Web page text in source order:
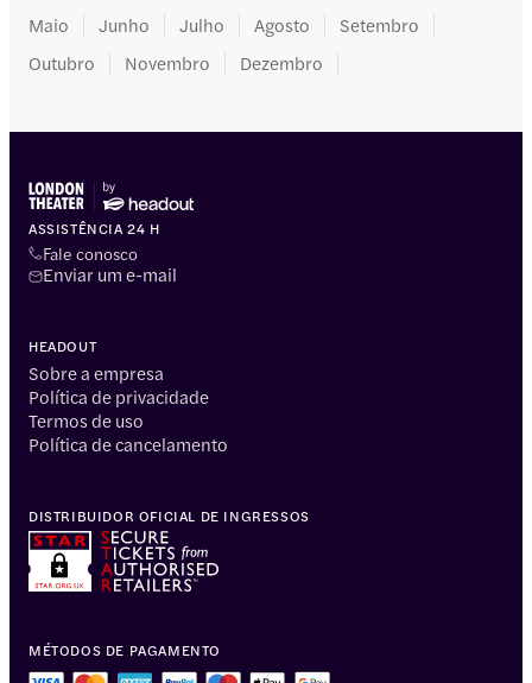
Maio
Junho Julho Agosto
Setembro
Outubro
Novembro Dezembro
ASSISTÊNCIA 24 H
Fale conosco
Enviar um e-mail
HEADOUT
Sobre a empresa
Política de privacidade
Termos de uso
Política de cancelamento
MÉTODOS DE PAGAMENTO
DISTRIBUIDOR OFICIAL DE INGRESSOS